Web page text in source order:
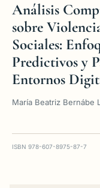
Análisis
sobre
Sociales:
Predictivos y
Entornos
María Beatriz Bernábe
ISBN 978-607-8975-87-7